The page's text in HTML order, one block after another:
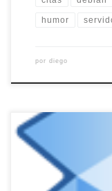
humor
por diego
Hola amigos,
realizando de